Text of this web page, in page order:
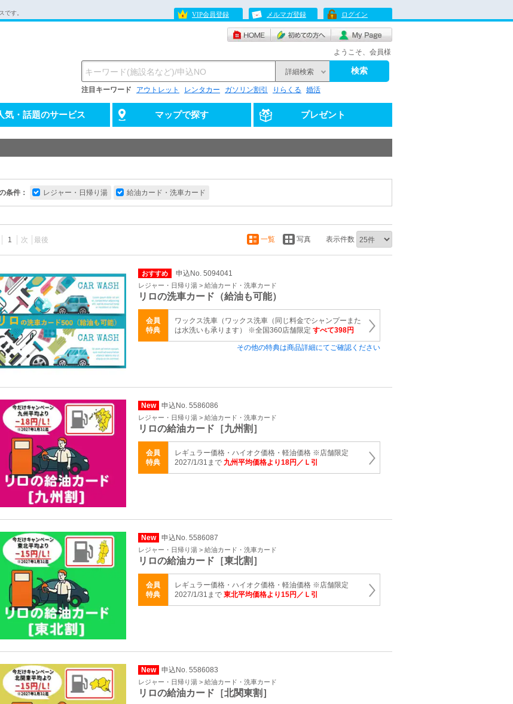
です。 VIP会員登録 メルマガ登録 ログイン
ようこそ、会員様
詳細検索 検索
注目キーワード アウトレット レンタカー ガソリン割引 りらくる 婚活
気・話題のサービス マップで探す プレゼント
条件： レジャー・日帰り湯 給油カード・洗車カード
1 次 最後 一覧 写真 表示件数
おすすめ 申込No. 5094041
レジャー・日帰り湯 > 給油カード・洗車カード
リロの洗車カード（給油も可能）
会員
特典
ワックス洗車（ワックス洗車（同じ料金でシャンプーまた
は水洗いも承ります） ※全国360店舗限定 すべて398円
その他の特典は商品詳細にてご確認ください
New 申込No. 5586086
レジャー・日帰り湯 > 給油カード・洗車カード
リロの給油カード［九州割］
会員
特典
レギュラー価格・ハイオク価格・軽油価格 ※店舗限定
2027/1/31まで 九州平均価格より18円／Ｌ引
New 申込No. 5586087
レジャー・日帰り湯 > 給油カード・洗車カード
リロの給油カード［東北割］
会員
特典
レギュラー価格・ハイオク価格・軽油価格 ※店舗限定
2027/1/31まで 東北平均価格より15円／Ｌ引
New 申込No. 5586083
レジャー・日帰り湯 > 給油カード・洗車カード
リロの給油カード［北関東割］